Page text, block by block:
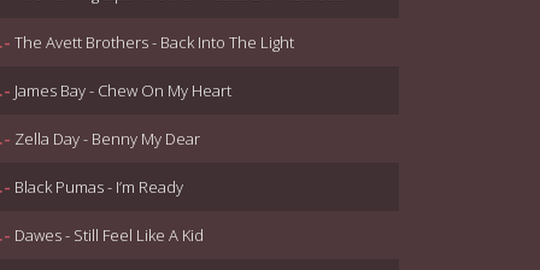
The Avett Brothers - Back Into The Light
James Bay - Chew On My Heart
Zella Day - Benny My Dear
Black Pumas - I’m Ready
Dawes - Still Feel Like A Kid